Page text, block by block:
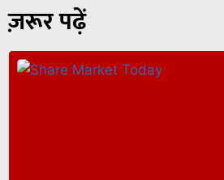
ज़रूर पढ़ें